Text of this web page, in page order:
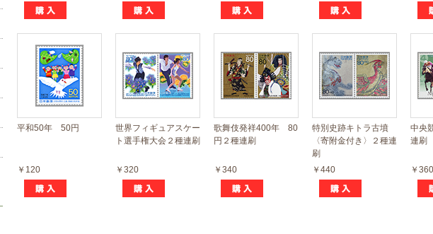
平和50年 50円
￥120
世界フィギュアスケー
ト選手権大会２種連刷
￥320
歌舞伎発祥400年 80
円２種連刷
￥340
特別史跡キトラ古墳
〈寄附金付き〉２種連
刷
￥440
中央
連刷
￥360